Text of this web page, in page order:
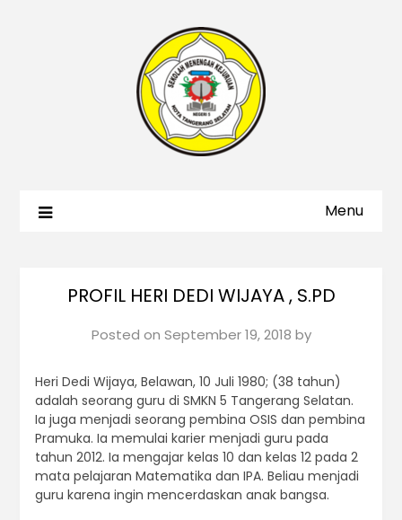
Menu
PROFIL HERI DEDI WIJAYA , S.PD
Posted on September 19, 2018 by
Heri Dedi Wijaya, Belawan, 10 Juli 1980; (38 tahun)
adalah seorang guru di SMKN 5 Tangerang Selatan.
Ia juga menjadi seorang pembina OSIS dan pembina
Pramuka. Ia memulai karier menjadi guru pada
tahun 2012. Ia mengajar kelas 10 dan kelas 12 pada 2
mata pelajaran Matematika dan IPA. Beliau menjadi
guru karena ingin mencerdaskan anak bangsa.